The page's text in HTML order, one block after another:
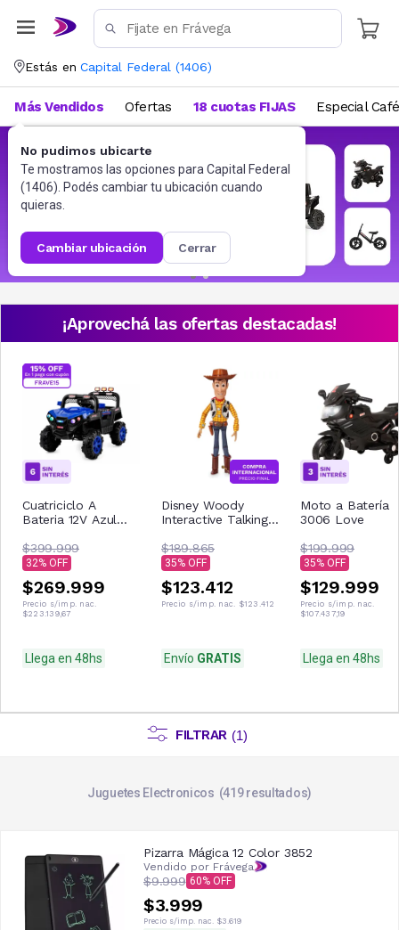
Estás en Capital Federal (1406)
No pudimos ubicarte
Te mostramos las opciones para Capital Federal
(1406). Podés cambiar tu ubicación cuando
quieras.
cambiar ubicación cerrar
Más Vendidos Ofertas 18 cuotas FIJAS Especial Café
¡Aprovechá las ofertas destacadas!
Cuatriciclo A
Bateria 12V Azul
Remoto Musica Usb
Luces
$399.999
32
$269.999
Precio s/imp. nac.
$223.139,67
Llega en 48hs
Disney Woody
Interactive Talking
$189.865
35
$123.412
Precio s/imp. nac. $123.412
Envío GRATIS
Moto a Batería
3006 Love
$199.999
35
$129.999
Precio s/imp. nac.
$107.437,19
Llega en 48hs
FILTRAR (1)
Juguetes Electronicos 419resultados
Pizarra Mágica 12 Color 3852
Vendido por Frávega
$9.999 60
$3.999
Precio s/imp. nac. $3.619